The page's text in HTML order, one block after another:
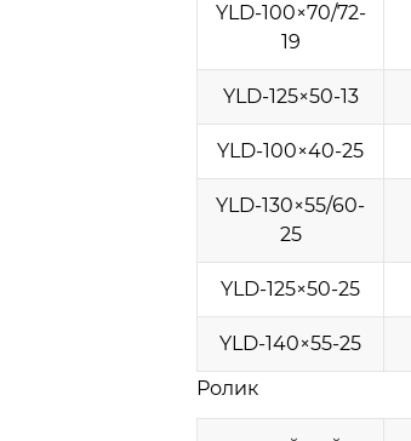
YLD-100×70/72-
19
YLD-125×50-13
YLD-100×40-25
YLD-130×55/60-
25
YLD-125×50-25
YLD-140×55-25
Ролик